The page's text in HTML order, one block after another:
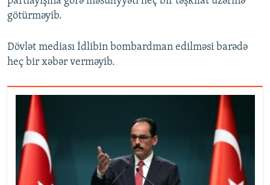
götürməyib.
Dövlət mediası İdlibin bombardman edilməsi barədə
heç bir xəbər verməyib.